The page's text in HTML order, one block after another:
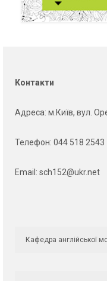
Контакти
Адреса: м.Київ, вул.
Телефон: 044 518 2543
Email: sch152@ukr.net
Кафедра англійської